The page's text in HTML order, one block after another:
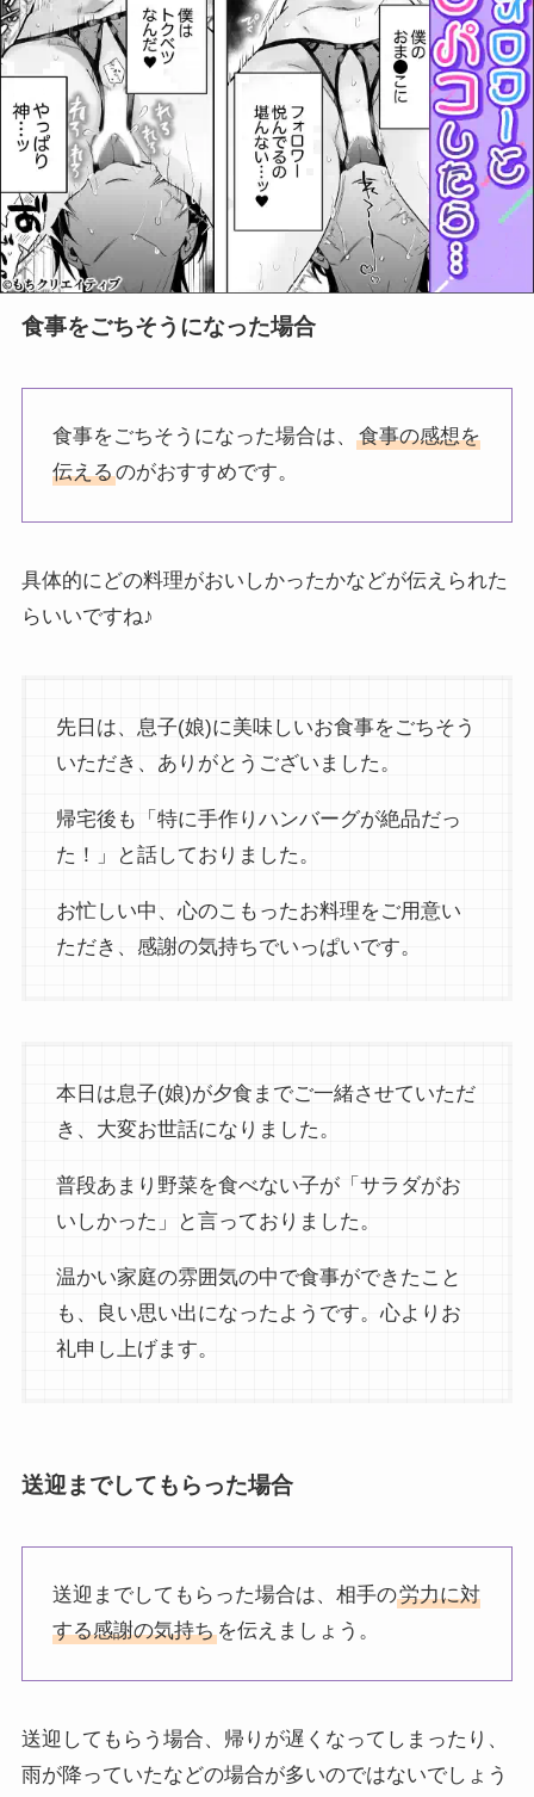
食事をごちそうになった場合
食事をごちそうになった場合は、食事の感想を
伝えるのがおすすめです。
具体的にどの料理がおいしかったかなどが伝えられた
らいいですね♪
先日は、息子(娘)に美味しいお食事をごちそう
いただき、ありがとうございました。
帰宅後も「特に手作りハンバーグが絶品だっ
た！」と話しておりました。
お忙しい中、心のこもったお料理をご用意い
ただき、感謝の気持ちでいっぱいです。
本日は息子(娘)が夕食までご一緒させていただ
き、大変お世話になりました。
普段あまり野菜を食べない子が「サラダがお
いしかった」と言っておりました。
温かい家庭の雰囲気の中で食事ができたこと
も、良い思い出になったようです。心よりお
礼申し上げます。
送迎までしてもらった場合
送迎までしてもらった場合は、相手の労力に対
する感謝の気持ちを伝えましょう。
送迎してもらう場合、帰りが遅くなってしまったり、
雨が降っていたなどの場合が多いのではないでしょう